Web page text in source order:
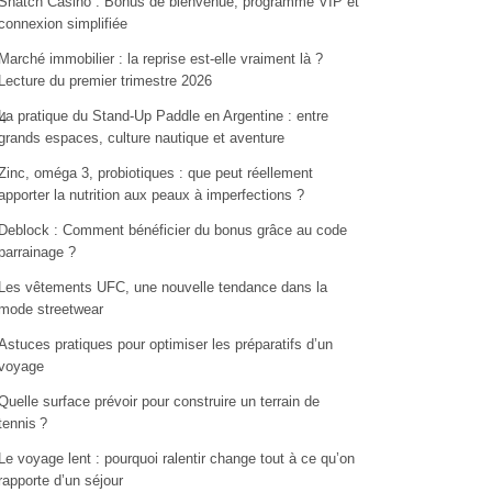
simplifiée
immobilier : la reprise est-elle vraiment là ?
du premier trimestre 2026
pratique du Stand-Up Paddle en Argentine : entre
espaces, culture nautique et aventure
oméga 3, probiotiques : que peut réellement
la nutrition aux peaux à imperfections ?
: Comment bénéficier du bonus grâce au code
?
vêtements UFC, une nouvelle tendance dans la
streetwear
pratiques pour optimiser les préparatifs d’un
surface prévoir pour construire un terrain de
?
voyage lent : pourquoi ralentir change tout à ce qu’on
d’un séjour